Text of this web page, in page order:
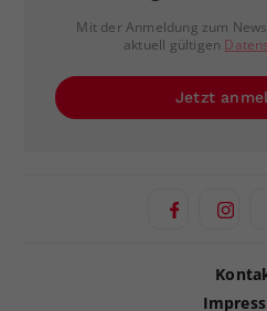
Mit der Anmeldung zum
aktuell gültigen
Jetzt